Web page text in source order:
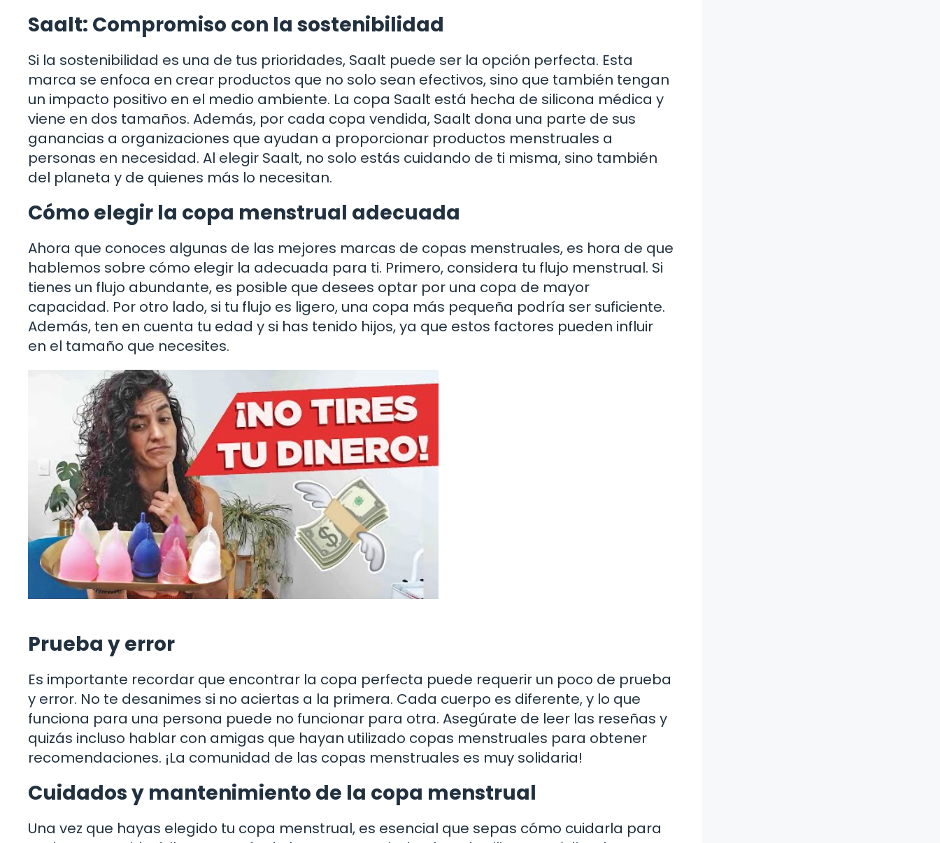
Saalt: Compromiso con la sostenibilidad
Si la sostenibilidad es una de tus prioridades, Saalt puede ser la opción perfecta. Esta
marca se enfoca en crear productos que no solo sean efectivos, sino que también tengan
un impacto positivo en el medio ambiente. La copa Saalt está hecha de silicona médica y
viene en dos tamaños. Además, por cada copa vendida, Saalt dona una parte de sus
ganancias a organizaciones que ayudan a proporcionar productos menstruales a
personas en necesidad. Al elegir Saalt, no solo estás cuidando de ti misma, sino también
del planeta y de quienes más lo necesitan.
Cómo elegir la copa menstrual adecuada
Ahora que conoces algunas de las mejores marcas de copas menstruales, es hora de que
hablemos sobre cómo elegir la adecuada para ti. Primero, considera tu flujo menstrual. Si
tienes un flujo abundante, es posible que desees optar por una copa de mayor
capacidad. Por otro lado, si tu flujo es ligero, una copa más pequeña podría ser suficiente.
Además, ten en cuenta tu edad y si has tenido hijos, ya que estos factores pueden influir
en el tamaño que necesites.
Prueba y error
Es importante recordar que encontrar la copa perfecta puede requerir un poco de prueba
y error. No te desanimes si no aciertas a la primera. Cada cuerpo es diferente, y lo que
funciona para una persona puede no funcionar para otra. Asegúrate de leer las reseñas y
quizás incluso hablar con amigas que hayan utilizado copas menstruales para obtener
recomendaciones. ¡La comunidad de las copas menstruales es muy solidaria!
Cuidados y mantenimiento de la copa menstrual
Una vez que hayas elegido tu copa menstrual, es esencial que sepas cómo cuidarla para